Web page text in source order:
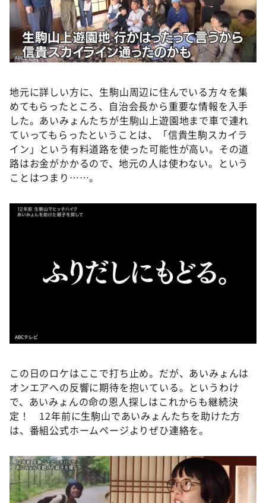
地元に詳しい方に、生駒山周辺に住んでいる方々を集
めてもらったところ、自治会長から重要な情報を入手
した。あいみょんたちが生駒山上遊園地まで車で連れ
ていってもらったということは、「信貴生駒スカイラ
イン」という有料道路を使った可能性が高い。その道
路はお金がかかるので、地元の人は使わない。という
ことはつまり……。
この日のロケはここで打ち止め。だが、あいみょんは
オンエアへの反響に期待を抱いている。というわけ
で、あいみょんの命の恩人探しはこれからも継続決
定！ 12年前に生駒山であいみょんたちを助けた方
は、番組公式ホームページよりぜひ連絡を。